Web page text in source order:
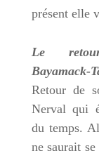
présent elle
Le retour
Bayamack-
Retour de
Nerval qui
du temps.
ne saurait